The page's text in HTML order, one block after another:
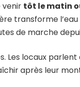
venir tôt le matin
transforme
de marche
Les locaux parlent
après leur